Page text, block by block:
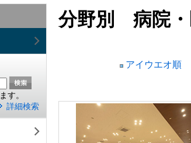
す。
詳細検索
分野別 病院・
アイウエオ順